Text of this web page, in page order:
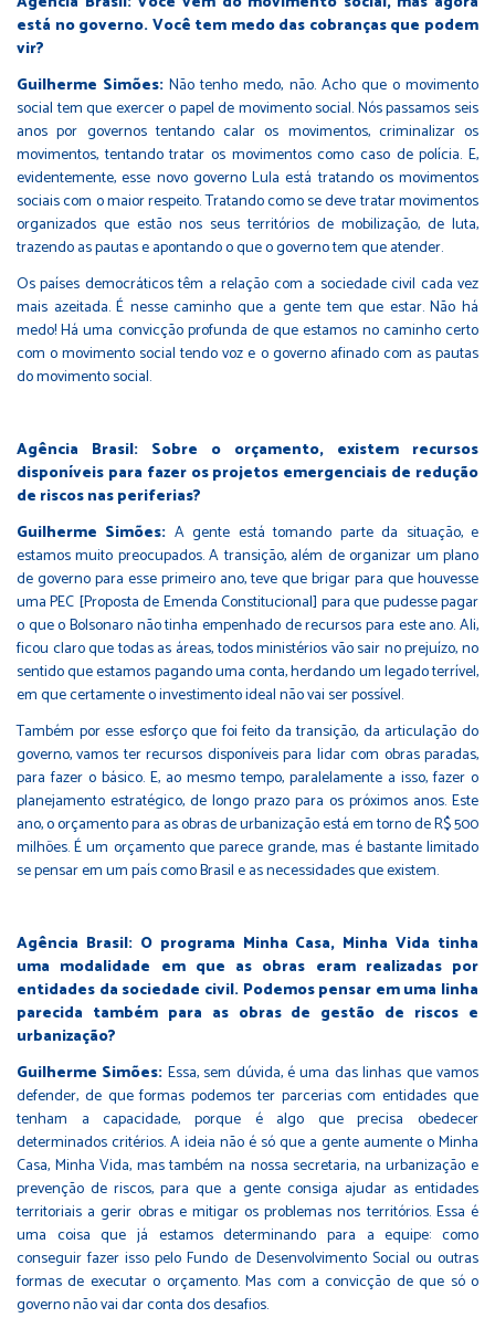
está no governo. Você tem medo das cobranças que podem
vir?
Guilherme Simões:Não tenho medo, não. Acho que o movimento
social tem que exercer o papel de movimento social. Nós passamos seis
anos por governos tentando calar os movimentos, criminalizar os
movimentos, tentando tratar os movimentos como caso de polícia. E,
evidentemente, esse novo governo Lula está tratando os movimentos
sociais com o maior respeito. Tratando como se deve tratar movimentos
organizados que estão nos seus territórios de mobilização, de luta,
trazendo as pautas e apontando o que o governo tem que atender.
Os países democráticos têm a relação com a sociedade civil cada vez
mais azeitada. É nesse caminho que a gente tem que estar. Não há
medo! Há uma convicção profunda de que estamos no caminho certo
com o movimento social tendo voz e o governo afinado com as pautas
do movimento social.
Agência Brasil: Sobre o orçamento, existem recursos
disponíveis para fazer os projetos emergenciais de redução
de riscos nas periferias?
Guilherme Simões: A gente está tomando parte da situação, e
estamos muito preocupados. A transição, além de organizar um plano
de governo para esse primeiro ano, teve que brigar para que houvesse
uma PEC [Proposta de Emenda Constitucional] para que pudesse pagar
o que o Bolsonaro não tinha empenhado de recursos para este ano. Ali,
ficou claro que todas as áreas, todos ministérios vão sair no prejuízo, no
sentido que estamos pagando uma conta, herdando um legado terrível,
em que certamente o investimento ideal não vai ser possível.
Também por esse esforço que foi feito da transição, da articulação do
governo, vamos ter recursos disponíveis para lidar com obras paradas,
para fazer o básico. E, ao mesmo tempo, paralelamente a isso, fazer o
planejamento estratégico, de longo prazo para os próximos anos. Este
ano, o orçamento para as obras de urbanização está em torno de R$ 500
milhões. É um orçamento que parece grande, mas é bastante limitado
se pensar em um país como Brasil e as necessidades que existem.
Agência Brasil: O programa Minha Casa, Minha Vida tinha
uma modalidade em que as obras eram realizadas por
entidades da sociedade civil. Podemos pensar em uma linha
parecida também para as obras de gestão de riscos e
urbanização?
Guilherme Simões: Essa, sem dúvida, é uma das linhas que vamos
defender, de que formas podemos ter parcerias com entidades que
tenham a capacidade, porque é algo que precisa obedecer
determinados critérios. A ideia não é só que a gente aumente o Minha
Casa, Minha Vida, mas também na nossa secretaria, na urbanização e
prevenção de riscos, para que a gente consiga ajudar as entidades
territoriais a gerir obras e mitigar os problemas nos territórios. Essa é
uma coisa que já estamos determinando para a equipe: como
conseguir fazer isso pelo Fundo de Desenvolvimento Social ou outras
formas de executar o orçamento. Mas com a convicção de que só o
governo não vai dar conta dos desafios.